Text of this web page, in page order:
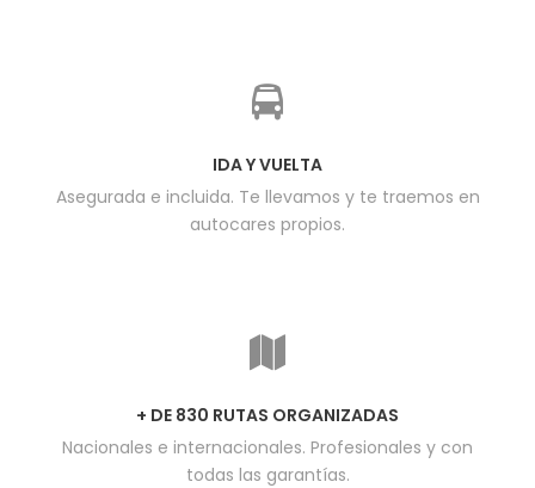
IDA Y VUELTA
Asegurada e incluida. Te llevamos y te traemos en
autocares propios.
+ DE 830 RUTAS ORGANIZADAS
Nacionales e internacionales. Profesionales y con
todas las garantías.